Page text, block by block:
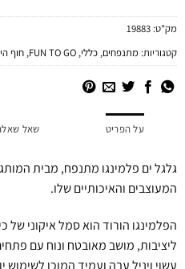
מק"ט:19883
קטגוריות:מתנפחים,כללי,
FUN TO GO
,חוף
על הפריט שאל שאלה
המעוצבים והאיכותיים שלו.
הפלמינגו הורוד הוא סמל איקוני של
ליציבות, מושב מאובטח ונוח עם
עשוי ויניל עבה ועמיד המוכן